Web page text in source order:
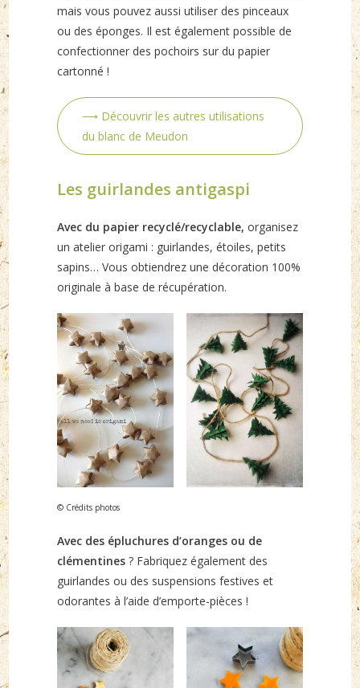
mais vous pouvez aussi utiliser des pinceaux
ou des éponges. Il est également possible de
confectionner des pochoirs sur du papier
cartonné !
⟶ Découvrir les autres utilisations
du blanc de Meudon
Les guirlandes antigaspi
Avec du papier recyclé/recyclable, organisez
un atelier origami : guirlandes, étoiles, petits
sapins… Vous obtiendrez une décoration 100%
originale à base de récupération.
© Crédits photos
Avec des épluchures d’oranges ou de
clémentines ? Fabriquez également des
guirlandes ou des suspensions festives et
odorantes à l’aide d’emporte-pièces !